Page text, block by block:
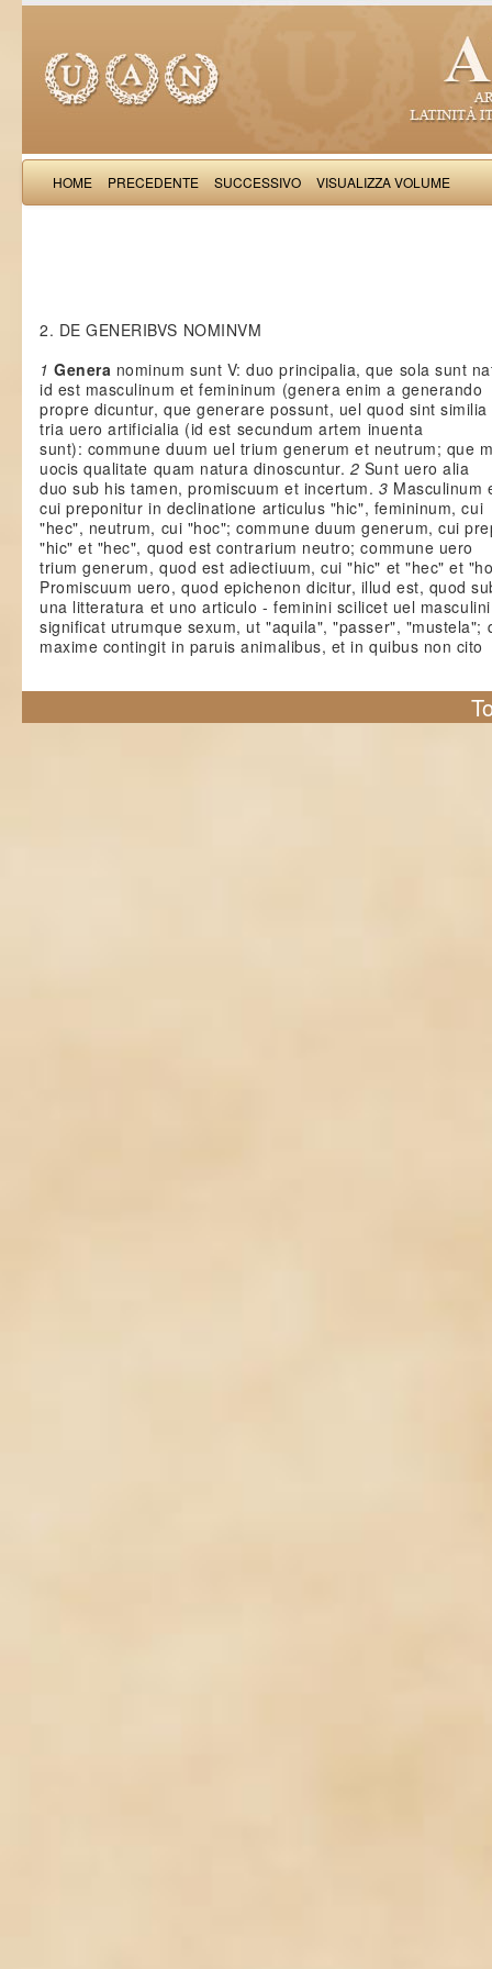
HOME PRECEDENTE SUCCESSIVO VISUALIZZA VOLUME
2. DE GENERIBVS NOMINVM
1Genera nominum sunt V: duo principalia, que sola sunt
id est masculinum et femininum (genera enim a generando
propre dicuntur, que generare possunt, uel quod sint
tria uero artificialia (id est secundum artem inuenta
sunt): commune duum uel trium generum et neutrum; que
uocis qualitate quam natura dinoscuntur. 2 Sunt uero alia
duo sub his tamen, promiscuum et incertum. 3 Masculinum
cui preponitur in declinatione articulus "hic", femininum, cui
"hec", neutrum, cui "hoc"; commune duum generum, cui
"hic" et "hec", quod est contrarium neutro; commune uero
trium generum, quod est adiectiuum, cui "hic" et "hec" et
Promiscuum uero, quod epichenon dicitur, illud est, quod
una litteratura et uno articulo - feminini scilicet uel
significat utrumque sexum, ut "aquila", "passer", "mustela";
maxime contingit in paruis animalibus, et in quibus non cito